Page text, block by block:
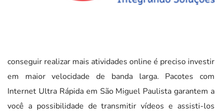
conseguir realizar mais atividades online é preciso investir
em maior velocidade de banda larga. Pacotes com
Internet Ultra Rápida em São Miguel Paulista garantem a
você a possibilidade de transmitir vídeos e assisti-los